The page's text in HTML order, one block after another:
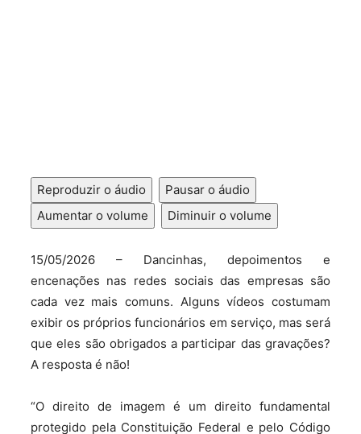
Reproduzir o áudio
Pausar o áudio
Aumentar o volume
Diminuir o volume
15/05/2026 – Dancinhas, depoimentos e
encenações nas redes sociais das empresas são
cada vez mais comuns. Alguns vídeos costumam
exibir os próprios funcionários em serviço, mas será
que eles são obrigados a participar das gravações?
A resposta é não!
“O direito de imagem é um direito fundamental
protegido pela Constituição Federal e pelo Código